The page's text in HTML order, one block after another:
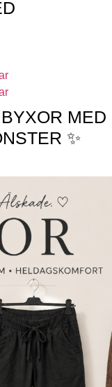
MED
✨